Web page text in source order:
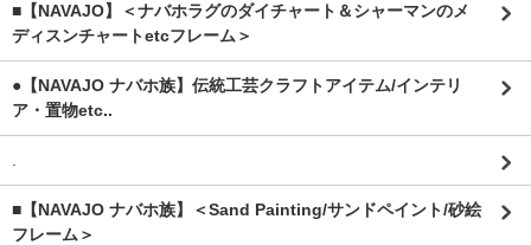
■【NAVAJO】＜ナバホラグのダイチャート＆シャーマンのメ
ディスンチャートetcフレーム＞
●【NAVAJO ナバホ族】伝統工芸クラフトアイテム/インテリ
ア・置物etc..
■【NAVAJO ナバホ族】＜Sand Painting/サンドペイント/砂絵
フレーム＞